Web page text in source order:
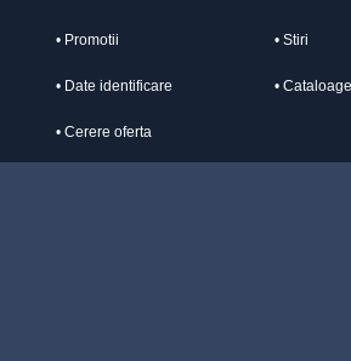
• Promotii • Stiri
• Date identificare • Cataloage
• Cerere oferta